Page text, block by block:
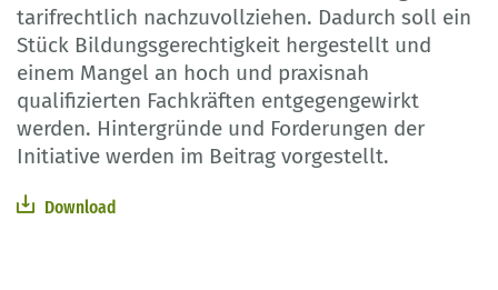
tarifrechtlich nachzuvollziehen. Dadurch soll ein
Stück Bildungsgerechtigkeit hergestellt und
einem Mangel an hoch und praxisnah
qualifizierten Fachkräften entgegengewirkt
werden. Hintergründe und Forderungen der
Initiative werden im Beitrag vorgestellt.
Download